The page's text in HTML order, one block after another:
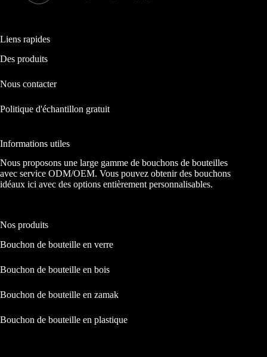
Liens rapides
Des produits
Nous contacter
Politique d'échantillon gratuit
Informations utiles
Nous proposons une large gamme de bouchons de bouteilles
avec service ODM/OEM. Vous pouvez obtenir des bouchons
idéaux ici avec des options entièrement personnalisables.
Nos produits
Bouchon de bouteille en verre
Bouchon de bouteille en bois
Bouchon de bouteille en zamak
Bouchon de bouteille en plastique